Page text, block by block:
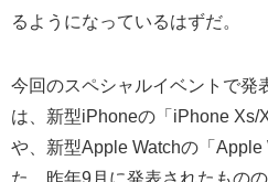
るようになっているはずだ。
今回のスペシャルイベントで発
は、新型iPhoneの「iPhone Xs/
や、新型Apple Watchの「Apple
た、昨年9月に発表されたもの